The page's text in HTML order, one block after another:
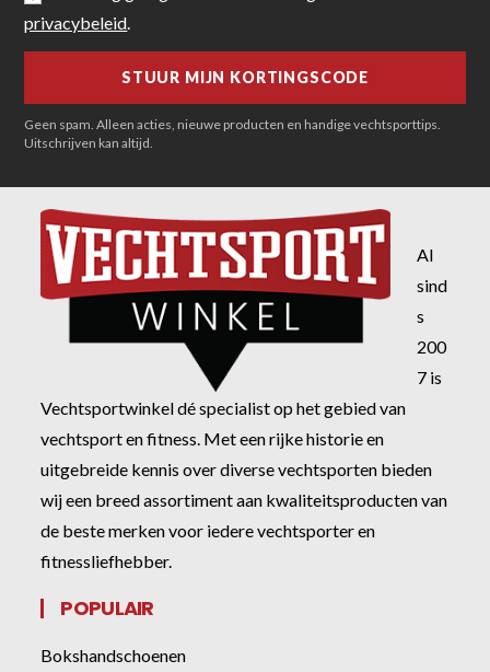
privacybeleid.
Geen spam. Alleen acties, nieuwe producten en handige vechtsporttips.
Uitschrijven kan altijd.
Al
sind
s
200
7 is
Vechtsportwinkel dé specialist op het gebied van
vechtsport en fitness. Met een rijke historie en
uitgebreide kennis over diverse vechtsporten bieden
wij een breed assortiment aan kwaliteitsproducten van
de beste merken voor iedere vechtsporter en
fitnessliefhebber.
POPULAIR
Bokshandschoenen